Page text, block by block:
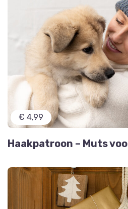
€ 4,99
Haakpatroon – Muts